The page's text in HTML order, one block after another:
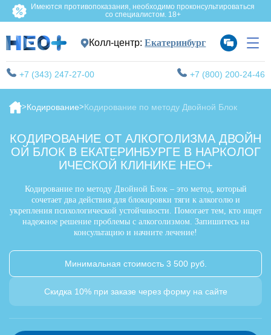
Имеются противопоказания, необходимо проконсультироваться
со специалистом. 18+
Колл-центр:Екатеринбург
+7 (343) 247-27-00 +7 (800) 200-24-46
Кодирование Кодирование по методу Двойной Блок
КОДИРОВАНИЕ ОТ АЛКОГОЛИЗМА ДВОЙН
ОЙ БЛОК В ЕКАТЕРИНБУРГЕ В НАРКОЛОГ
ИЧЕСКОЙ КЛИНИКЕ НЕО+
Кодирование по методу Двойной Блок – это метод, который
сочетает два действия для блокировки тяги к алкоголю и
укрепления психологической устойчивости. Помогает тем, кто ищет
надежное решение проблемы с алкоголизмом. Запишитесь на
консультацию и начните лечение!
Минимальная стоимость 3 500 руб.
Скидка 10% при заказе через форму на сайте